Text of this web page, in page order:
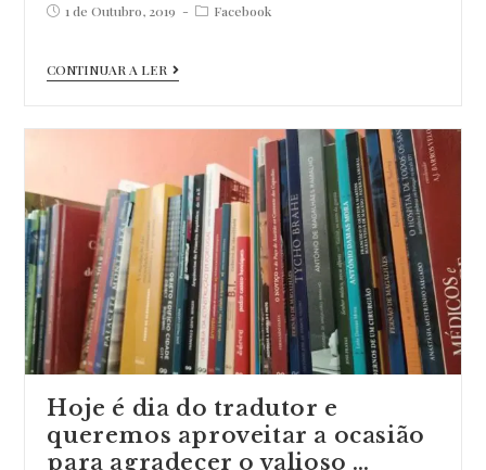
Post1 de Outubro, 2019
PostFacebook
CONTINUAR A LER
Hoje
se
Dia
Mundial
da
Música
e
por
isso
deste
livro
Hoje é dia do tradutor e
queremos aproveitar a ocasião
para agradecer o valioso …